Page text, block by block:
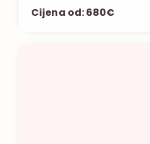
planirate dobrodošlicu
tijekom fotografiranja ili
Cijena od: 680€